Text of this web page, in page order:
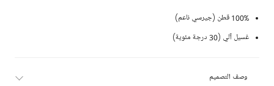
100% قطن (جيرسي ناعم)
غسيل آلي (30 درجة مئوية)
وصف التصميم